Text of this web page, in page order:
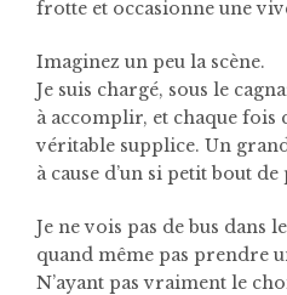
frotte et occasionne une
Imaginez un peu la scène.
Je suis chargé, sous le
à accomplir, et chaque fois
véritable supplice. Un
à cause d’un si petit bout de
Je ne vois pas de bus dans
quand même pas prendre
N’ayant pas vraiment le